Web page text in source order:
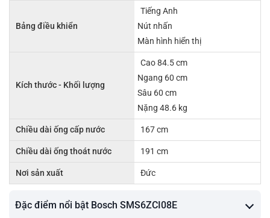
Bảng điều khiển
Tiếng Anh
Nút nhấn
Màn hình hiển thị
Kích thước - Khối lượng
Cao 84.5 cm
Ngang 60 cm
Sâu 60 cm
Nặng 48.6 kg
Chiều dài ống cấp nước 167 cm
Chiều dài ống thoát nước 191 cm
Nơi sản xuất Đức
Đặc điểm nổi bật Bosch SMS6ZCI08E